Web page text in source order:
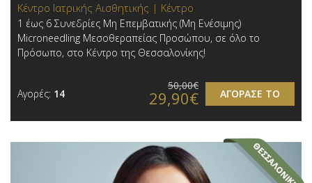
Κέντρο Ιατρικής Αισθητικής | Κέντρο
1 έως 6 Συνεδρίες Μη Επεμβατικής (Μη Ενέσιμης)
Microneedling Μεσοθεραπείας Προσώπου, σε όλο το
Πρόσωπο, στο Κέντρο της Θεσσαλονίκης!
Αγορές: 14 ΑΓΟΡΑΣΕ ΤΟ
50,00€
29,90€